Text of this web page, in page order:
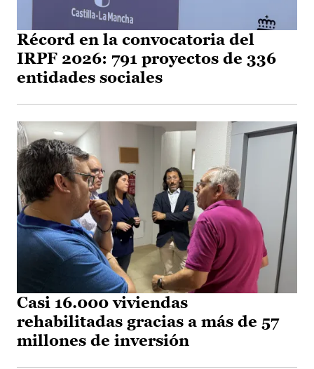
Récord en la convocatoria del
IRPF 2026: 791 proyectos de 336
entidades sociales
Casi 16.000 viviendas
rehabilitadas gracias a más de 57
millones de inversión